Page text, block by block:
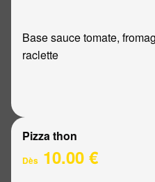
Base sauce tomate,
raclette
Pizza thon
Dès 10.00 €